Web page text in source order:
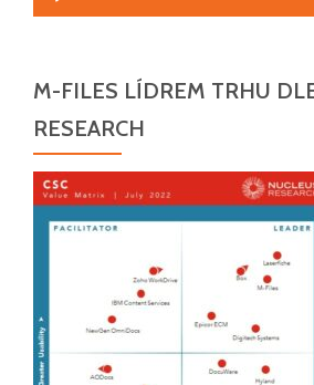
M-FILES LÍDREM TRHU
RESEARCH